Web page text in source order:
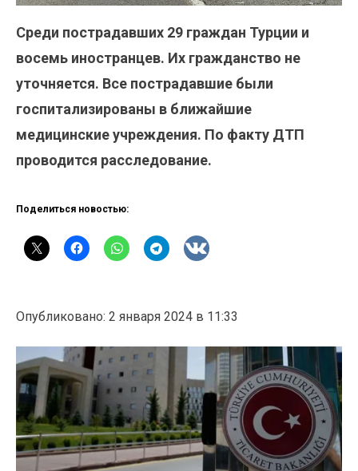
Среди пострадавших 29 граждан Турции и
восемь иностранцев. Их гражданство не
уточняется. Все пострадавшие были
госпитализированы в ближайшие
медицинские учреждения. По факту ДТП
проводится расследование.
Поделиться новостью:
Опубликовано: 2 января 2024 в 11:33